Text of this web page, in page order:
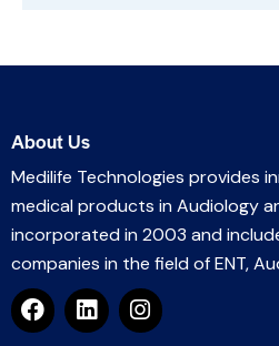
About Us
Medilife Technologies provides
medical products in Audiology
incorporated in 2003 and
companies in the field of ENT,